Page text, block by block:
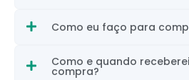
Como eu faço para
Como e quando
compra?